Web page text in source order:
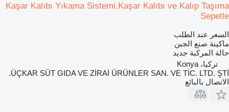
Kaşar Kalıbı Yıkama Sistemi,Kaşar Kalıbı ve Kalıp Taşıma
Sepetle
السعر عند الطلب
ماكينة صنع الجبن
حالة المركبة جديد
تركيا، Konya
ÜÇKAR SÜT GIDA VE ZİRAİ ÜRÜNLER SAN. VE TİC. LTD. ŞTİ.
الاتصال بالبائع